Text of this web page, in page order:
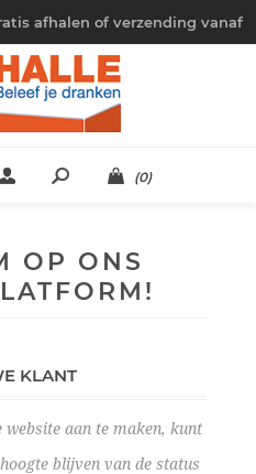
afhalen of verzending vanaf
€ 4,95
(0)
OP ONS
KLANT
website aan te maken, kunt
blijven van de status